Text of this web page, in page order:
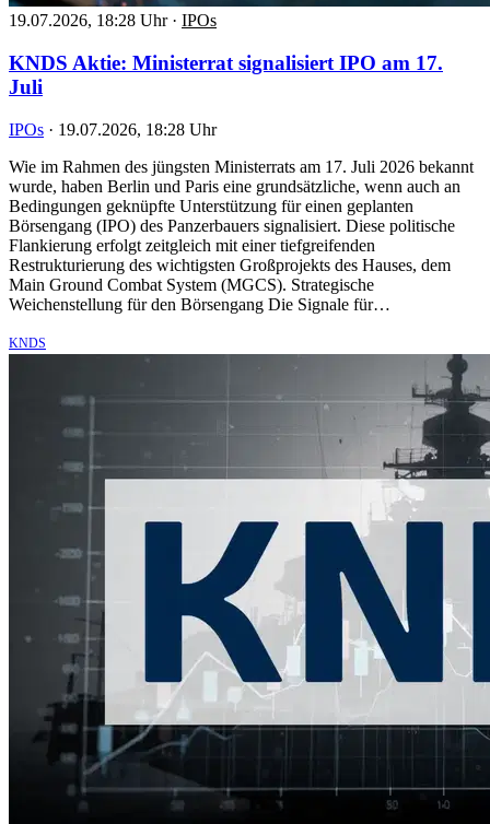
19.07.2026, 18:28 Uhr · IPOs
KNDS Aktie: Ministerrat signalisiert IPO am 17.
Juli
IPOs · 19.07.2026, 18:28 Uhr
Wie im Rahmen des jüngsten Ministerrats am 17. Juli 2026 bekannt
wurde, haben Berlin und Paris eine grundsätzliche, wenn auch an
Bedingungen geknüpfte Unterstützung für einen geplanten
Börsengang (IPO) des Panzerbauers signalisiert. Diese politische
Flankierung erfolgt zeitgleich mit einer tiefgreifenden
Restrukturierung des wichtigsten Großprojekts des Hauses, dem
Main Ground Combat System (MGCS). Strategische
Weichenstellung für den Börsengang Die Signale für…
KNDS